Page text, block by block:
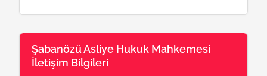
Şabanözü Asliye Hukuk Mahkemesi
İletişim Bilgileri